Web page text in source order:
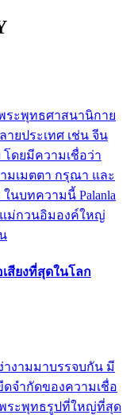
ระพุทธศาสนานิกาย
ยประเทศ เช่น จีน
ดยมีความเชื่อว่า
เมตตา กรุณา และ
นบทความนี้ Palanla
แม่กวนอิมองค์ใหญ่
สียงที่สุดในโลก
งามมาบรรจบกัน มี
จำกัดของความเชื่อ
ระพุทธรูปที่ใหญ่ที่สุด